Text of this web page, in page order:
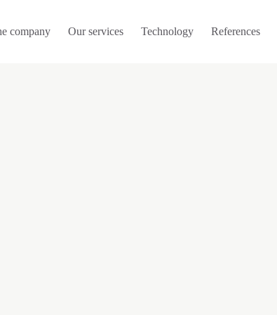
company Our services Technology References